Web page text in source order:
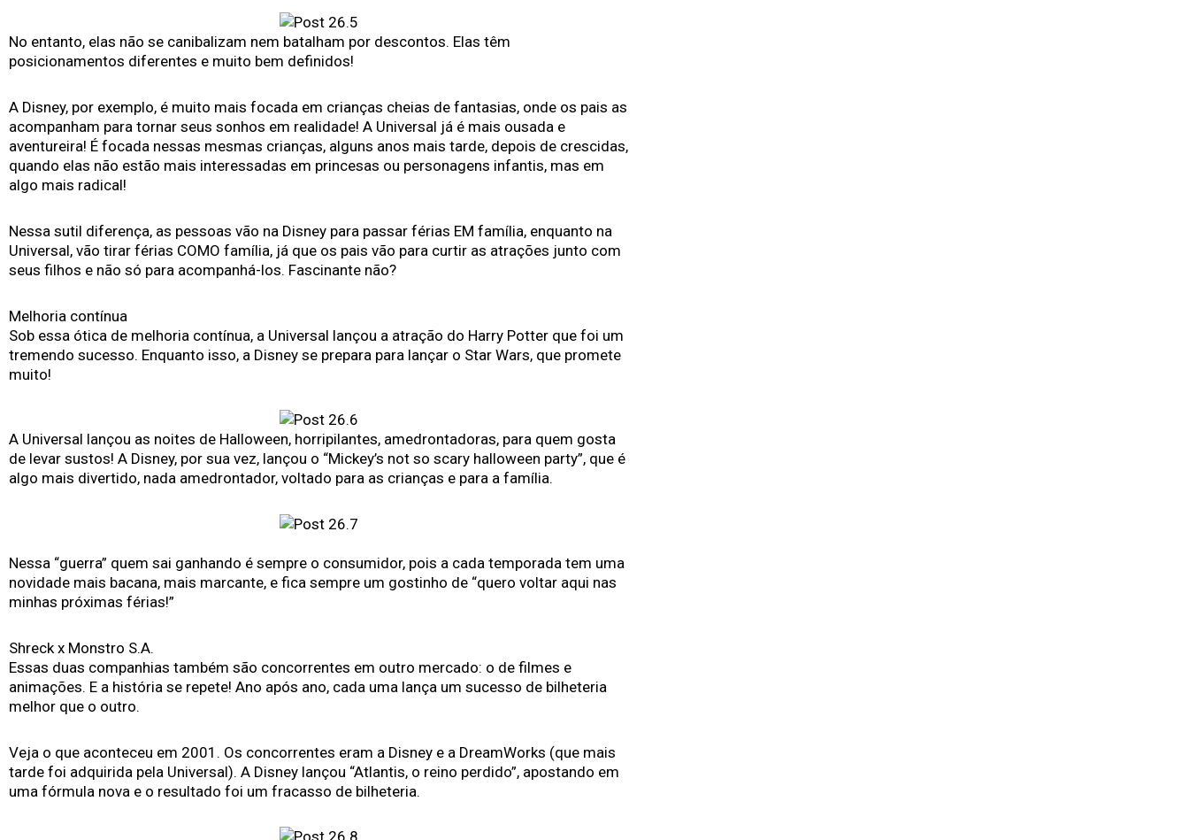
No entanto, elas não se canibalizam nem batalham por descontos. Elas têm
posicionamentos diferentes e muito bem definidos!
A Disney, por exemplo, é muito mais focada em crianças cheias de fantasias, onde os pais as
acompanham para tornar seus sonhos em realidade! A Universal já é mais ousada e
aventureira! É focada nessas mesmas crianças, alguns anos mais tarde, depois de crescidas,
quando elas não estão mais interessadas em princesas ou personagens infantis, mas em
algo mais radical!
Nessa sutil diferença, as pessoas vão na Disney para passar férias EM família, enquanto na
Universal, vão tirar férias COMO família, já que os pais vão para curtir as atrações junto com
seus filhos e não só para acompanhá-los. Fascinante não?
Melhoria contínua
Sob essa ótica de melhoria contínua, a Universal lançou a atração do Harry Potter que foi um
tremendo sucesso. Enquanto isso, a Disney se prepara para lançar o Star Wars, que promete
muito!
A Universal lançou as noites de Halloween, horripilantes, amedrontadoras, para quem gosta
de levar sustos! A Disney, por sua vez, lançou o “Mickey’s not so scary halloween party”, que é
algo mais divertido, nada amedrontador, voltado para as crianças e para a família.
Nessa “guerra” quem sai ganhando é sempre o consumidor, pois a cada temporada tem uma
novidade mais bacana, mais marcante, e fica sempre um gostinho de “quero voltar aqui nas
minhas próximas férias!”
Shreck x Monstro S.A.
Essas duas companhias também são concorrentes em outro mercado: o de filmes e
animações. E a história se repete! Ano após ano, cada uma lança um sucesso de bilheteria
melhor que o outro.
Veja o que aconteceu em 2001. Os concorrentes eram a Disney e a DreamWorks (que mais
tarde foi adquirida pela Universal). A Disney lançou “Atlantis, o reino perdido”, apostando em
uma fórmula nova e o resultado foi um fracasso de bilheteria.